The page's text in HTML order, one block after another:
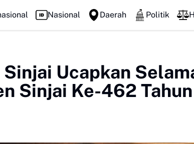
Nasional Daerah Politik
Ucapkan
Sinjai Ke-462 Tahun